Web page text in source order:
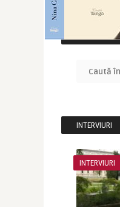
CAUTĂ ÎN SITE
INTERVIURI
INTERVIURI